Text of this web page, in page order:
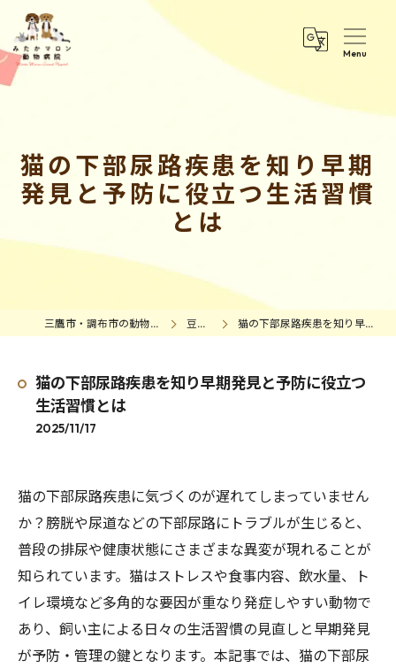
猫の下部尿路疾患を知り早期
発見と予防に役立つ生活習慣
とは
三鷹市・調布市の動物病院｜みたかマロン動物病院 豆知識情報 猫の下部尿路疾患を知り早期発見と予防に役立つ生活習慣とは
猫の下部尿路疾患を知り早期発見と予防に役立つ
生活習慣とは
2025/11/17
猫の下部尿路疾患に気づくのが遅れてしまっていません
か？膀胱や尿道などの下部尿路にトラブルが生じると、
普段の排尿や健康状態にさまざまな異変が現れることが
知られています。猫はストレスや食事内容、飲水量、ト
イレ環境など多角的な要因が重なり発症しやすい動物で
あり、飼い主による日々の生活習慣の見直しと早期発見
が予防・管理の鍵となります。本記事では、猫の下部尿